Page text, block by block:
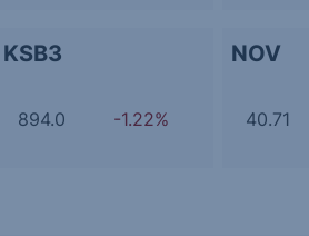
KSB3
894.0 -1.22%
NOV
40.71